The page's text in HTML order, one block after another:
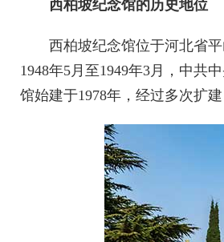
西柏坡纪念馆的历史地位
西柏坡纪念馆位于河北省平
1948年5月至1949年3月，中共
馆始建于1978年，经过多次扩